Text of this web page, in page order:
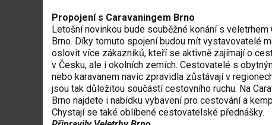
Propojení s Caravaningem Brno
Letošní novinkou bude souběžné konání s veletrhem
Brno. Díky tomuto spojení budou mít vystavovatelé
oslovit více zákazníků, kteří se aktivně zajímají o
v Česku, ale i okolních zemích. Cestovatelé s
nebo karavanem navíc zpravidla zůstávají v
jsou tak důležitou součástí cestovního ruchu. Na
Brno najdete i nabídku vybavení pro cestování a
Chystají se také oblíbené cestovatelské přednášky.